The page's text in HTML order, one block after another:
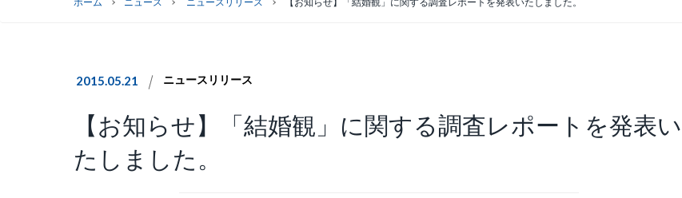
株主総会情報 四半期報告書・有価証券報告書
ホーム ニュース ニュースリリース 【お知らせ】「結婚観」に関する調査レポートを発表いたしました。
2015.05.21 ニュースリリース
【お知らせ】「結婚観」に関する調査レポートを発表い
たしました。